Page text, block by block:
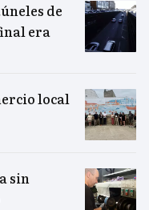
de
era
local
sin